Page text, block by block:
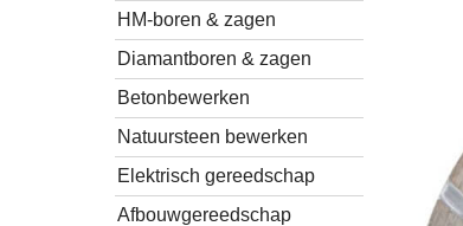
HM-boren & zagen
Diamantboren & zagen
Betonbewerken
Natuursteen bewerken
Elektrisch gereedschap
Afbouwgereedschap